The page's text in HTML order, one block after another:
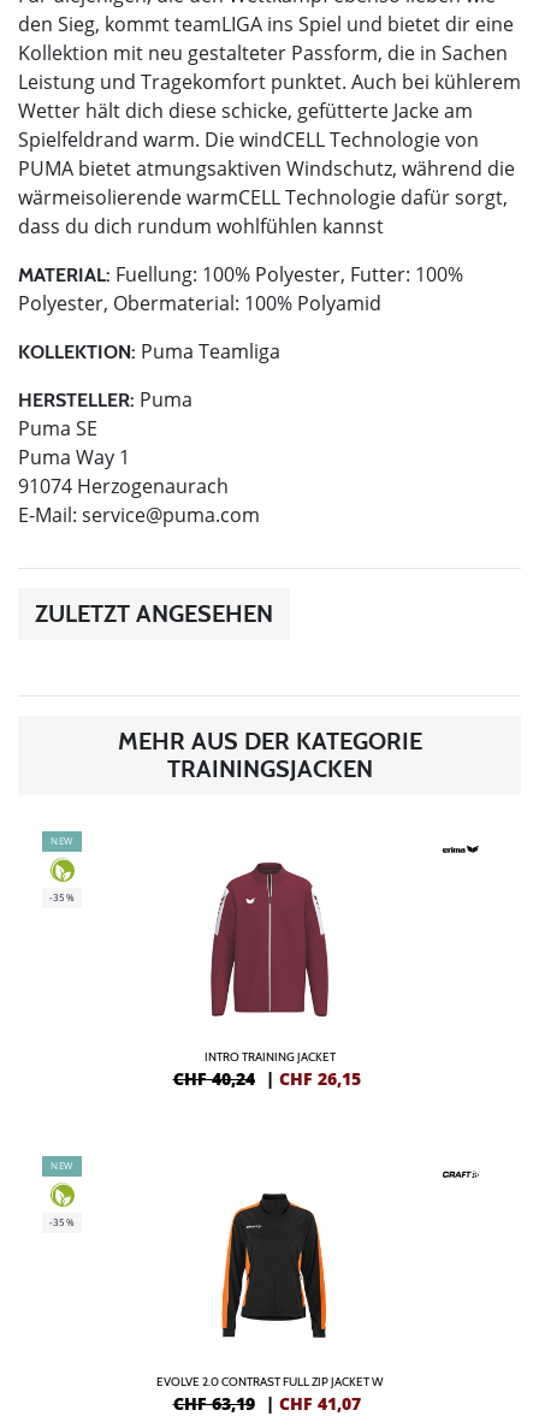
den Sieg, kommt teamLIGA ins Spiel und bietet dir eine
Kollektion mit neu gestalteter Passform, die in Sachen
Leistung und Tragekomfort punktet. Auch bei kühlerem
Wetter hält dich diese schicke, gefütterte Jacke am
Spielfeldrand warm. Die windCELL Technologie von
PUMA bietet atmungsaktiven Windschutz, während die
wärmeisolierende warmCELL Technologie dafür sorgt,
dass du dich rundum wohlfühlen kannst
MATERIAL: Fuellung: 100% Polyester, Futter: 100%
Polyester, Obermaterial: 100% Polyamid
KOLLEKTION: Puma Teamliga
HERSTELLER: Puma
Puma SE
Puma Way 1
91074 Herzogenaurach
E-Mail: service@puma.com
ZULETZT ANGESEHEN
MEHR AUS DER KATEGORIE
TRAININGSJACKEN
NEW
-35%
INTRO TRAINING JACKET
CHF 40,24 | CHF 26,15
NEW
-35%
EVOLVE 2.0 CONTRAST FULL ZIP JACKET W
CHF 63,19 | CHF 41,07